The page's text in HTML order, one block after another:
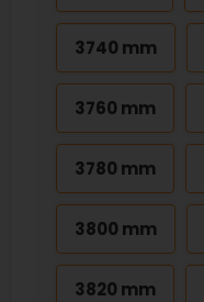
3740 mm
3760 mm
3780 mm
3800 mm
3820 mm